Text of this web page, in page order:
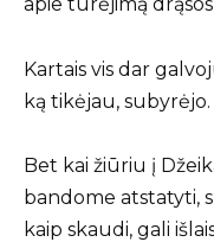
apie turėjimą
Kartais vis dar
ką tikėjau, subyrėjo.
Bet kai žiūriu į
bandome atstatyti,
kaip skaudi, gali